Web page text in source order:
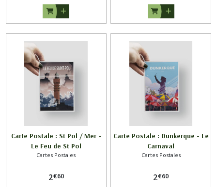
Carte Postale : St Pol / Mer -
Le Feu de St Pol
Cartes Postales
2€60
Carte Postale : Dunkerque - Le
Carnaval
Cartes Postales
2€60